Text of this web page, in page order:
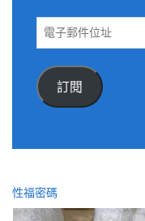
電
件
位
訂閱
性福密碼